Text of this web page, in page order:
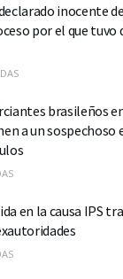
inocente
por el que tuvo
brasileños
a un sospechoso
en la causa IPS